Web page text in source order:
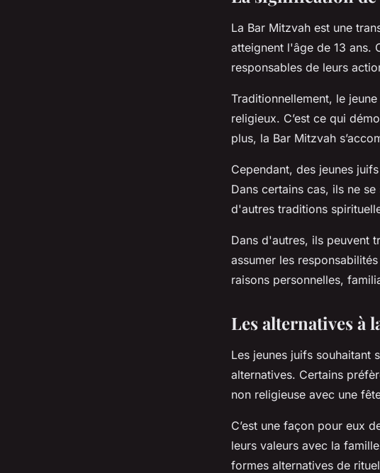
La Bar Mitzvah est une
atteignent l'âge de 13 ans.
responsables de leurs
Traditionnellement, le
religieux. C’est ce qui
plus, la Bar Mitzvah
Cependant, des jeunes
Dans certains cas, ils ne
d'autres traditions
Dans d'autres, ils peuvent
assumer les
raisons personnelles,
Les alternatives à
Les jeunes juifs souhaitant
alternatives. Certains
non religieuse avec une
C’est une façon pour eux
leurs valeurs avec la
formes alternatives de